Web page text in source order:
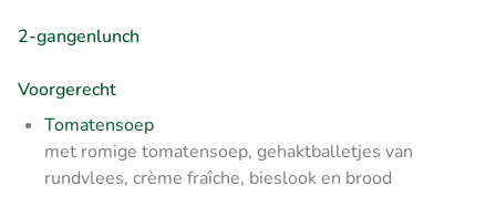
2-gangenlunch
Voorgerecht
Tomatensoep
met romige tomatensoep, gehaktballetjes van
rundvlees, crème fraîche, bieslook en brood